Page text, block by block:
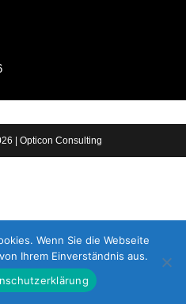
| Opticon Consulting
Wenn Sie die Webseite
Ihrem Einverständnis aus.